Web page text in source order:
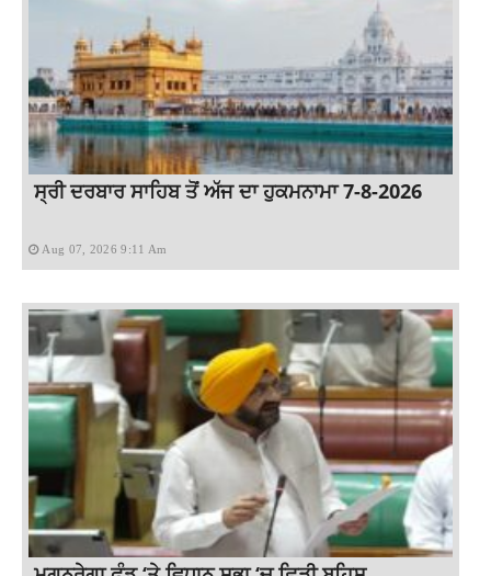
ਸ੍ਰੀ ਦਰਬਾਰ ਸਾਹਿਬ ਤੋਂ ਅੱਜ ਦਾ ਹੁਕਮਨਾਮਾ 7-8-2026
Aug 07, 2026 9:11 Am